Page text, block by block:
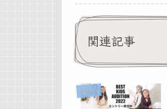
関連記事
お知らせ